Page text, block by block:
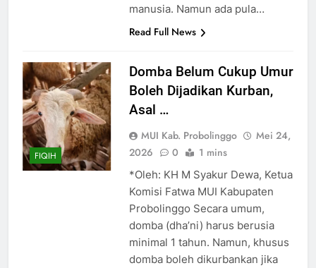
manusia. Namun ada pula…
Read Full News
FIQIH
Domba Belum Cukup Umur
Boleh Dijadikan Kurban,
Asal …
MUI Kab. Probolinggo
Mei 24,
2026
0 1 mins
*Oleh: KH M Syakur Dewa, Ketua
Komisi Fatwa MUI Kabupaten
Probolinggo Secara umum,
domba (dha’ni) harus berusia
minimal 1 tahun. Namun, khusus
domba boleh dikurbankan jika